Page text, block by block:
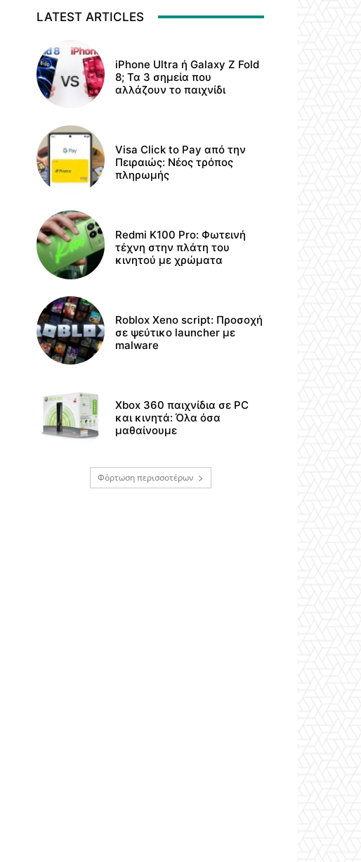
LATEST ARTICLES
iPhone Ultra ή Galaxy Z Fold
8; Τα 3 σημεία που
αλλάζουν το παιχνίδι
Visa Click to Pay από την
Πειραιώς: Νέος τρόπος
πληρωμής
Redmi K100 Pro: Φωτεινή
τέχνη στην πλάτη του
κινητού με χρώματα
Roblox Xeno script: Προσοχή
σε ψεύτικο launcher με
malware
Xbox 360 παιχνίδια σε PC
και κινητά: Όλα όσα
μαθαίνουμε
Φόρτωση περισσοτέρων